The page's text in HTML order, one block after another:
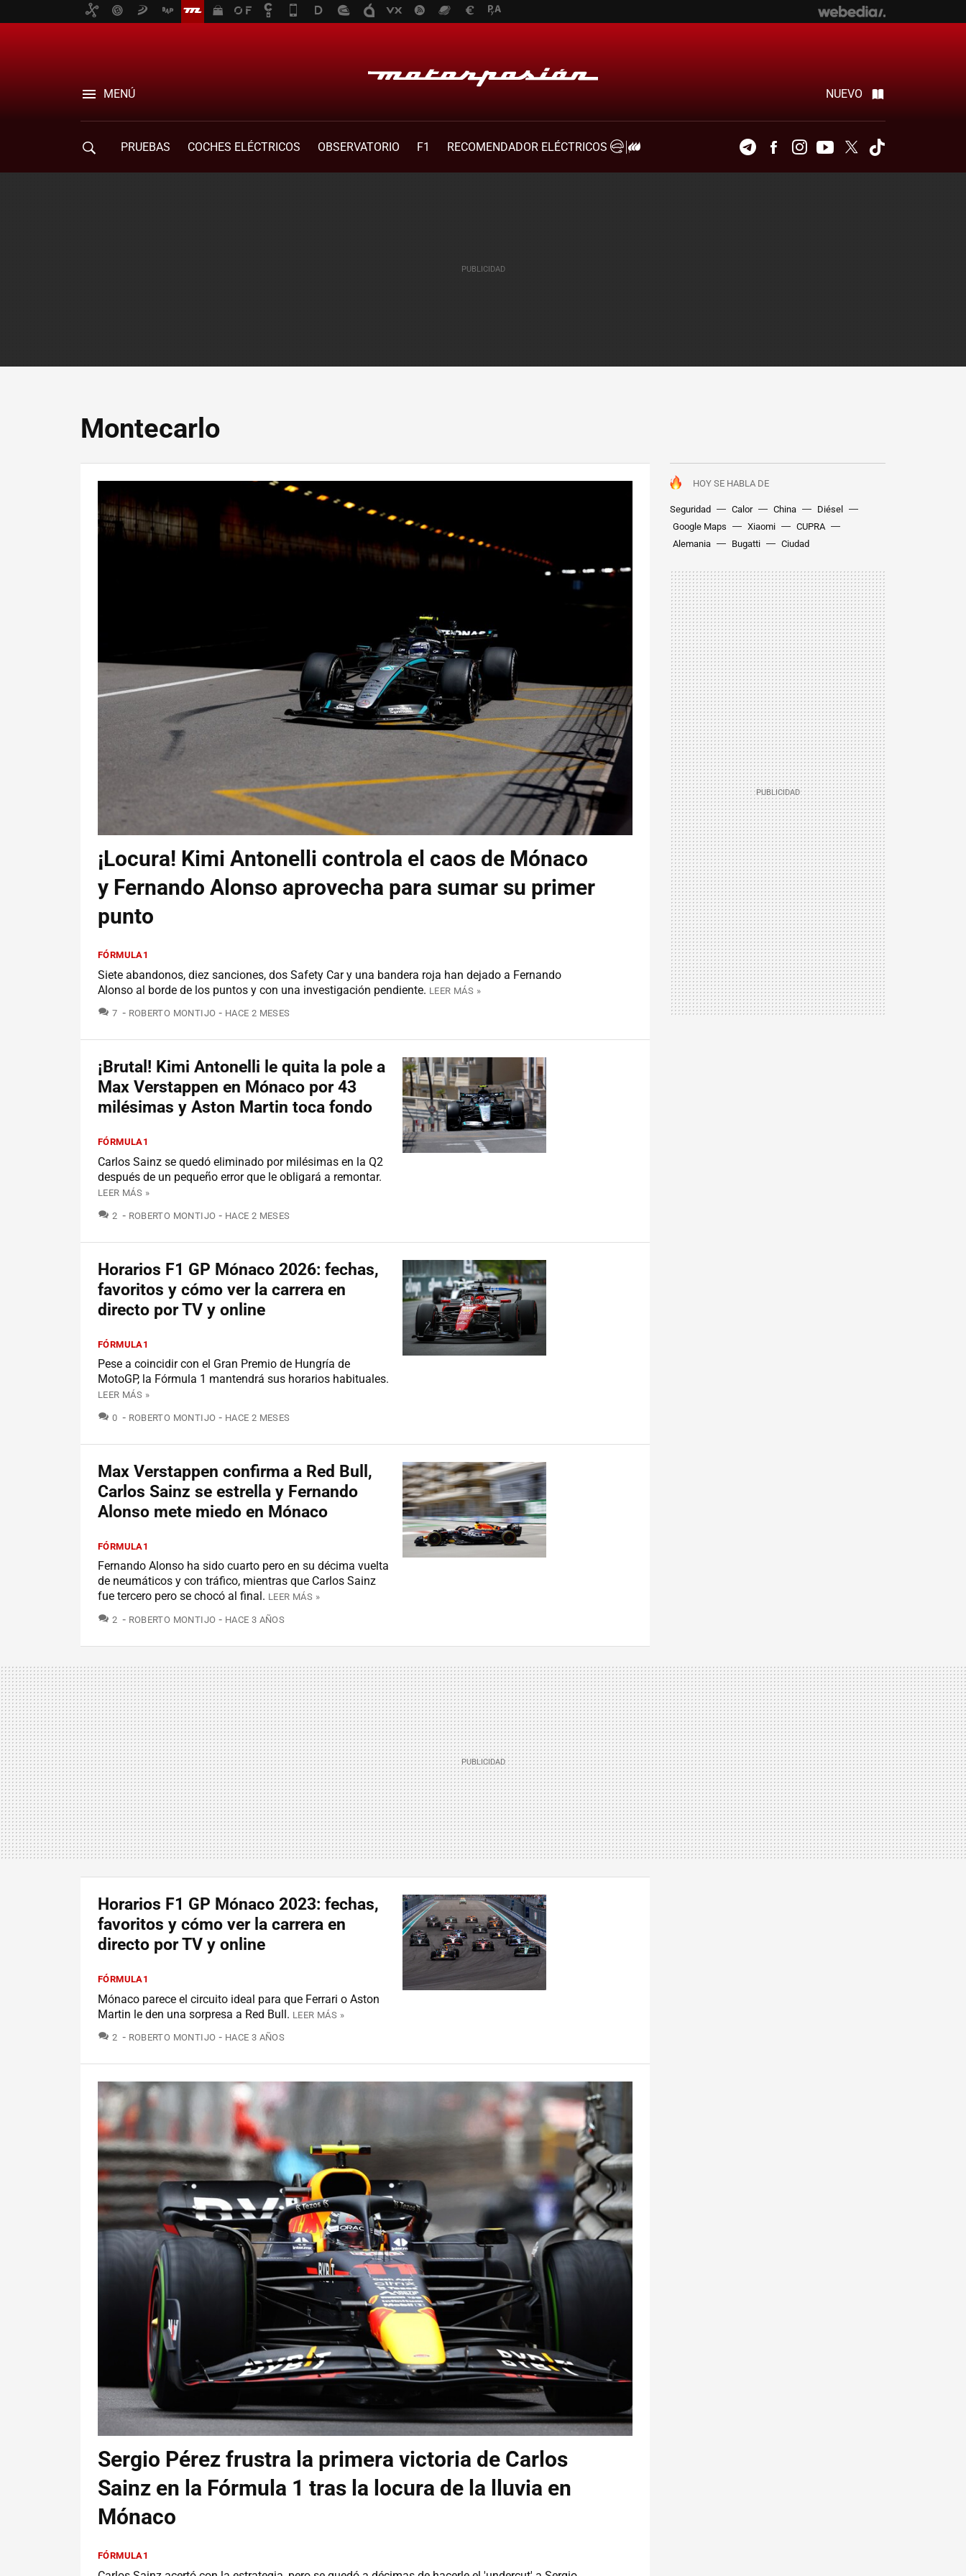
MENÚ NUEVO
PRUEBAS COCHES ELÉCTRICOS OBSERVATORIO F1
RECOMENDADOR ELÉCTRICOS
TelegramFacebookInstagramYoutubeTwitter
Montecarlo
HOY SE HABLA DE
Seguridad Calor China
Diésel
Google Maps
Xiaomi
CUPRA
Alemania
Bugatti Ciudad
¡Locura! Kimi Antonelli controla el caos de Mónaco
y Fernando Alonso aprovecha para sumar su primer
punto
FÓRMULA1
Siete abandonos, diez sanciones, dos Safety Car y una bandera roja han dejado a Fernando
Alonso al borde de los puntos y con una investigación pendiente. LEER MÁS »
7 COMENTARIOS
ROBERTO MONTIJO HACE 2 MESES
¡Brutal! Kimi Antonelli le quita la pole a
Max Verstappen en Mónaco por 43
milésimas y Aston Martin toca fondo
FÓRMULA1
Carlos Sainz se quedó eliminado por milésimas en la Q2
después de un pequeño error que le obligará a remontar.
LEER MÁS »
2 COMENTARIOS
ROBERTO MONTIJO HACE 2 MESES
Horarios F1 GP Mónaco 2026: fechas,
favoritos y cómo ver la carrera en
directo por TV y online
FÓRMULA1
Pese a coincidir con el Gran Premio de Hungría de
MotoGP, la Fórmula 1 mantendrá sus horarios habituales.
LEER MÁS »
0 COMENTARIOS
ROBERTO MONTIJO HACE 2 MESES
Max Verstappen confirma a Red Bull,
Carlos Sainz se estrella y Fernando
Alonso mete miedo en Mónaco
FÓRMULA1
Fernando Alonso ha sido cuarto pero en su décima vuelta
de neumáticos y con tráfico, mientras que Carlos Sainz
fue tercero pero se chocó al final. LEER MÁS »
2 COMENTARIOS
ROBERTO MONTIJO HACE 3 AÑOS
Horarios F1 GP Mónaco 2023: fechas,
favoritos y cómo ver la carrera en
directo por TV y online
FÓRMULA1
Mónaco parece el circuito ideal para que Ferrari o Aston
Martin le den una sorpresa a Red Bull. LEER MÁS »
2 COMENTARIOS
ROBERTO MONTIJO HACE 3 AÑOS
Sergio Pérez frustra la primera victoria de Carlos
Sainz en la Fórmula 1 tras la locura de la lluvia en
Mónaco
FÓRMULA1